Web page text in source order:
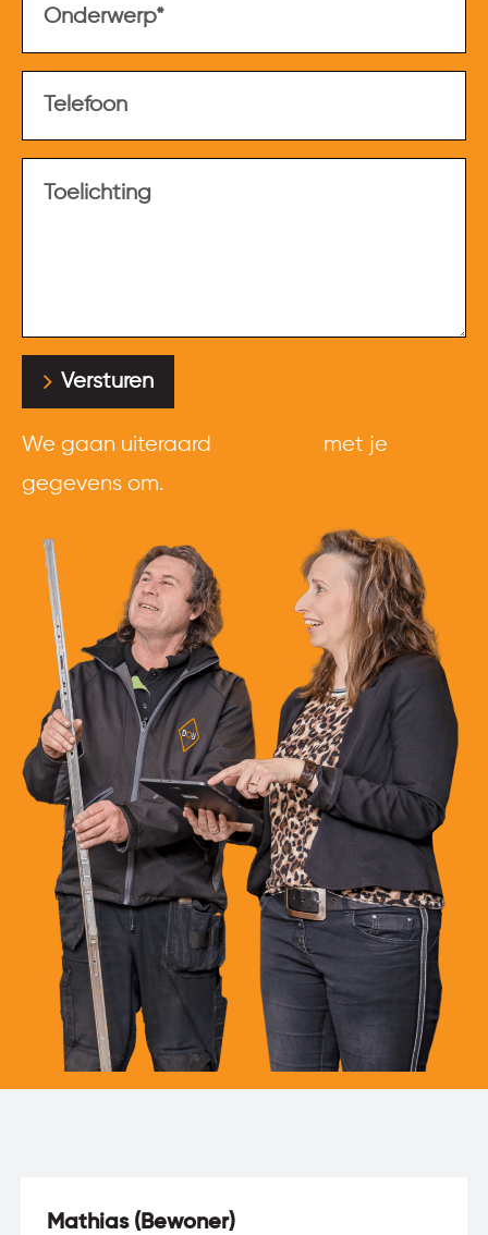
Versturen
We gaan uiteraard
met je
gegevens om.
Mathias (Bewoner)